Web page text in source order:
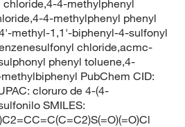
4-methylphenyl
4-methylphenyl phenyl
methyl-1,1'-biphenyl-4-sulfonyl
chloride,acmc-
phenyl toluene,4-
PubChem CID:
cloruro de 4-(4-
SMILES: